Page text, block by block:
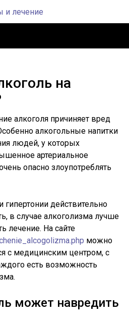
на
алкоголя причиняет вред
алкогольные напитки
людей, у которых
артериальное
опасно злоупотреблять
гипертонии действительно
в случае алкоголизма лучше
лечение. На сайте
можно
с медицинским центром, с
есть возможность
может навредить